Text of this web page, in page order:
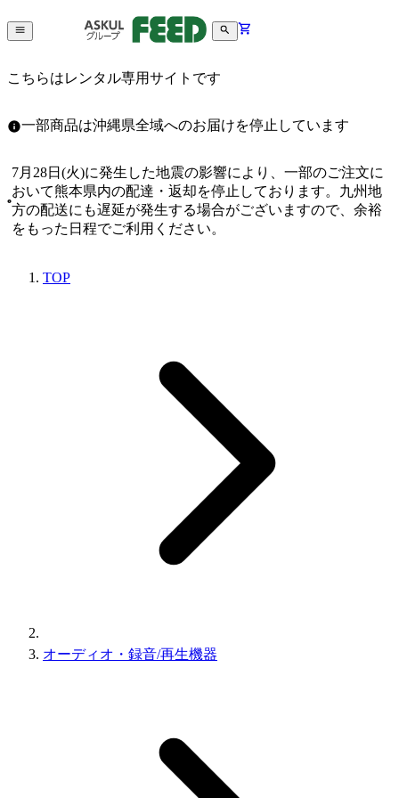
こちらはレンタル専用サイトです
一部商品は沖縄県全域へのお届けを停止しています
7月28日(火)に発生した地震の影響により、一部のご注文に
おいて熊本県内の配達・返却を停止しております。九州地
方の配送にも遅延が発生する場合がございますので、余裕
をもった日程でご利用ください。
TOP
オーディオ・録音/再生機器